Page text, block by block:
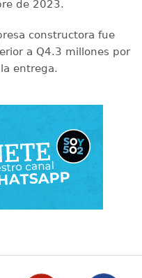
de 2023.
constructora fue
a Q4.3 millones por
entrega.